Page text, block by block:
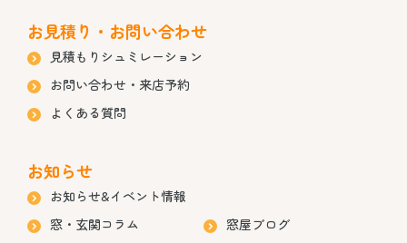
お見積り・お問い合わせ
見積もりシュミレーション
お問い合わせ・来店予約
よくある質問
お知らせ
お知らせ&イベント情報
窓・玄関コラム
窓屋ブログ